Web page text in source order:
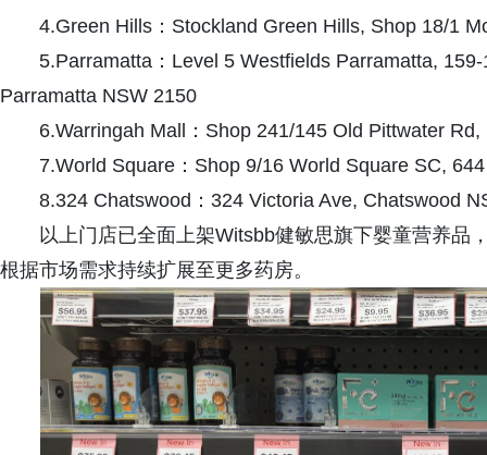
4.Green Hills：Stockland Green Hills, Shop 18/1
5.Parramatta：Level 5 Westfields Parramatta,
Parramatta NSW 2150
6.Warringah Mall：Shop 241/145 Old Pittwater
7.World Square：Shop 9/16 World Square SC,
8.324 Chatswood：324 Victoria Ave, Chatswood
以上门店已全面上架Witsbb健敏思旗下婴童营养品
根据市场需求持续扩展至更多药房。